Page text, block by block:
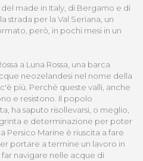
made in Italy, di Bergamo e di
strada per la Val Seriana, un
però, in pochi mesi in un
a Luna Rossa, una barca
neozelandesi nel nome della
più. Perché queste valli, anche
e resistono. Il popolo
ha saputo risollevarsi, o meglio,
e determinazione per poter
Persico Marine è riuscita a fare
portare a termine un lavoro in
navigare nelle acque di